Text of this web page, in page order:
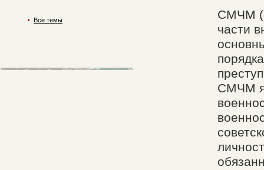
СМЧМ
части
СМЧМ
Все темы